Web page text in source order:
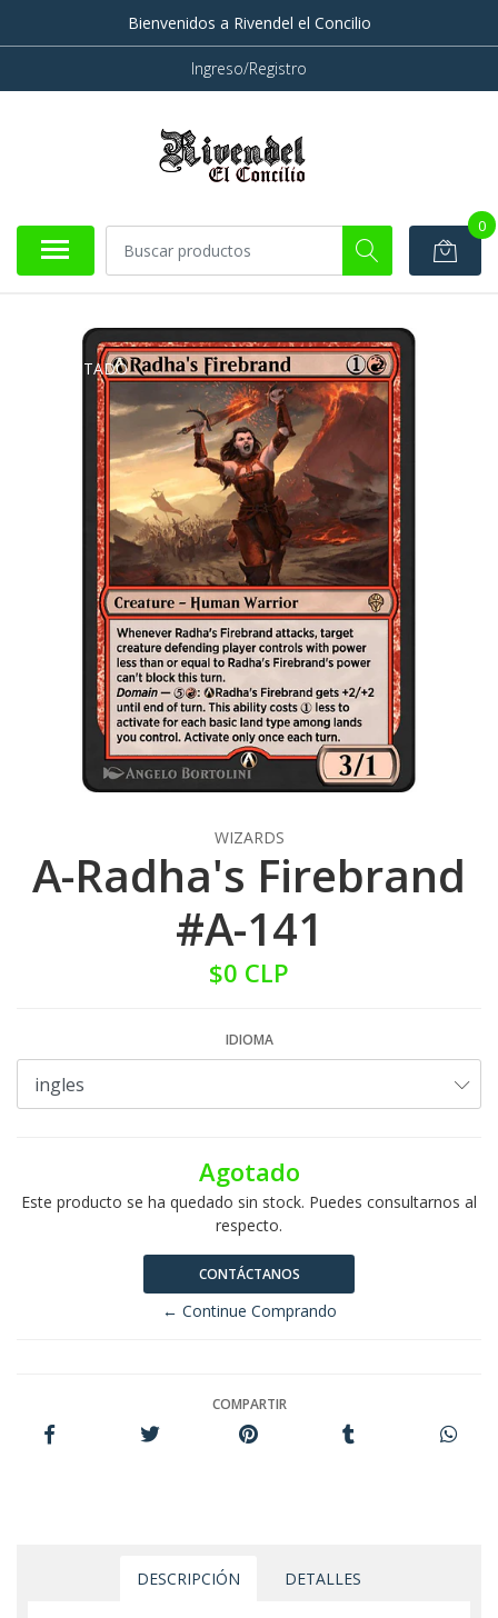
Bienvenidos a Rivendel el Concilio
Ingreso/Registro
0
AGOTADO
WIZARDS
A-Radha's Firebrand
#A-141
$0 CLP
IDIOMA
Agotado
Este producto se ha quedado sin stock. Puedes consultarnos al
respecto.
CONTÁCTANOS
← Continue Comprando
COMPARTIR
DESCRIPCIÓN DETALLES